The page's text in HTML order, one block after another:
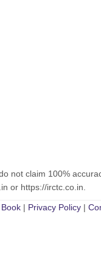
not claim 100%
or https://irctc.co.in.
| Privacy Policy |